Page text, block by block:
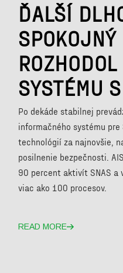
ĎALŠÍ
SYSTÉMU
Po dekáde stabilnej
informačného systému pre
technológií za najnovšie,
posilnenie bezpečnosti.
90 percent aktivít SNAS a
viac ako 100 procesov.
READ MORE